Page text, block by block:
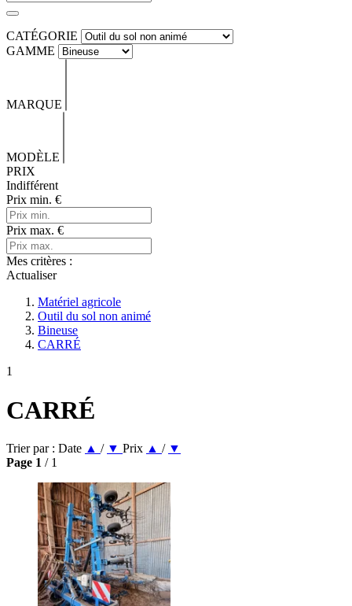
CATÉGORIE
GAMME
MARQUE
MODÈLE
PRIX
Indifférent
Prix min. €
Prix max. €
Mes critères :
Actualiser
Matériel agricole
Outil du sol non animé
Bineuse
CARRÉ
1
CARRÉ
Trier par : Date ▲ / ▼ Prix ▲ / ▼
Page 1 / 1